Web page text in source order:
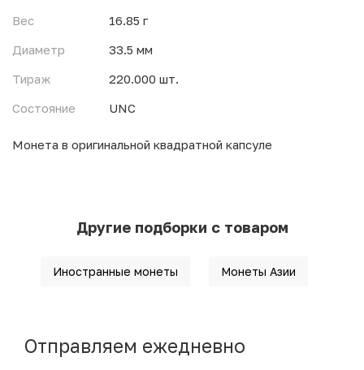
Вес
16.85 г
Диаметр
33.5 мм
Тираж
220.000 шт.
Состояние
UNC
Монета в оригинальной квадратной капсуле
Другие подборки с товаром
Иностранные монеты Монеты Азии
Отправляем ежедневно